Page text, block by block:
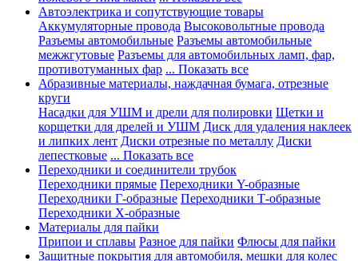
Автоэлектрика и сопутствующие товары
Аккумуляторные провода Высоковольтные провода
Разъемы автомобильные Разъемы автомобильные
межжгутовые Разъемы для автомобильных ламп, фар,
противотуманных фар ... Показать все
Абразивные материалы, наждачная бумага, отрезные
круги
Насадки для УШМ и дрели для полировки Щетки и
корщетки для дрелей и УШМ Диск для удаления наклеек
и липких лент Диски отрезные по металлу Диски
лепестковые ... Показать все
Переходники и соединители трубок
Переходники прямые Переходники Y-образные
Переходники Г-образные Переходники Т-образные
Переходники Х-образные
Материалы для пайки
Припои и сплавы Разное для пайки Флюсы для пайки
Защитные покрытия для автомобиля, мешки для колес